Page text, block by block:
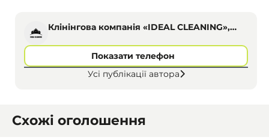
Клінінгова компанія «IDEAL CLEANING»,
Показати телефон
Усі публікації автора
Схожі оголошення